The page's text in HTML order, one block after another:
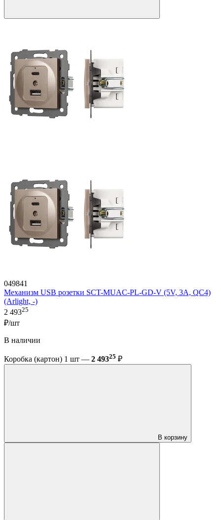
049841
Механизм USB розетки SCT-MUAC-PL-GD-V (5V, 3A, QC4)
(Arlight, -)
2 49325
₽/шт
В наличии
Коробка (картон) 1 шт — 2 49325 ₽
В корзину